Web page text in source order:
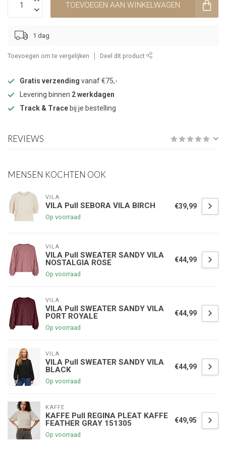
TOEVOEGEN AAN WINKELWAGEN
1 dag
Toevoegen om te vergelijken Deel dit product
Gratis verzending vanaf €75,-
Levering binnen 2 werkdagen
Track & Trace bij je bestelling
REVIEWS
MENSEN KOCHTEN OOK
VILA
VILA Pull SEBORA VILA BIRCH
Op voorraad
€39,99
VILA
VILA Pull SWEATER SANDY VILA
NOSTALGIA ROSE
Op voorraad
€44,99
VILA
VILA Pull SWEATER SANDY VILA
PORT ROYALE
Op voorraad
€44,99
VILA
VILA Pull SWEATER SANDY VILA
BLACK
Op voorraad
€44,99
KAFFE
KAFFE Pull REGINA PLEAT KAFFE
FEATHER GRAY 151305
Op voorraad
€49,95